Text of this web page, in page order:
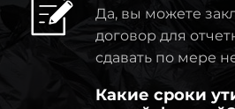
Да, вы можете
договор для
сдавать по мере
Какие сроки